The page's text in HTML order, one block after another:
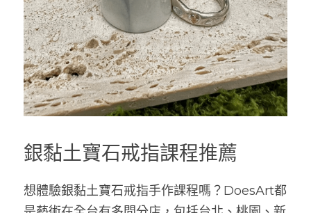
銀黏土寶石戒指課程推薦
想體驗銀黏土寶石戒指手作課程嗎？DoesArt都